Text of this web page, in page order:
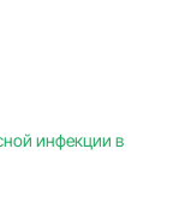
инфекции в